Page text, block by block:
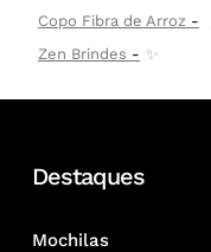
Copo Fibra de Arroz
Zen Brindes
✨
Destaques
Mochilas